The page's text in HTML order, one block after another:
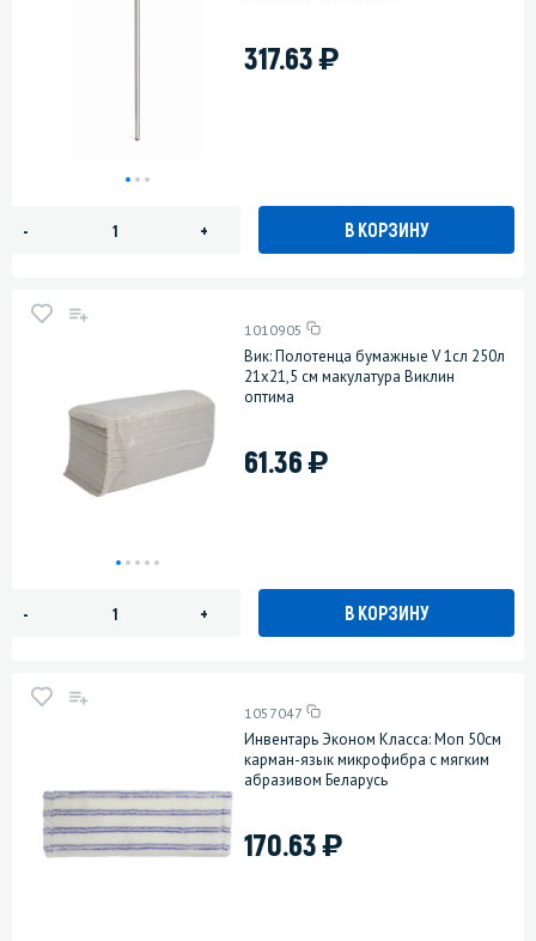
317.63)
- + В КОРЗИНУ
1010905
Вик: Полотенца бумажные V 1сл 250л
21х21,5 см макулатура Виклин
оптима
61.36)
- + В КОРЗИНУ
1057047
Инвентарь Эконом Класса: Моп 50см
карман-язык микрофибра с мягким
абразивом Беларусь
170.63)